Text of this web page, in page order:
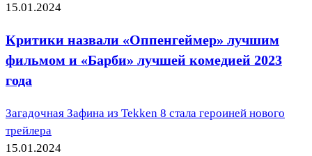
15.01.2024
Критики назвали «Оппенгеймер» лучшим
фильмом и «Барби» лучшей комедией 2023
года
Загадочная Зафина из Tekken 8 стала героиней нового
трейлера
15.01.2024